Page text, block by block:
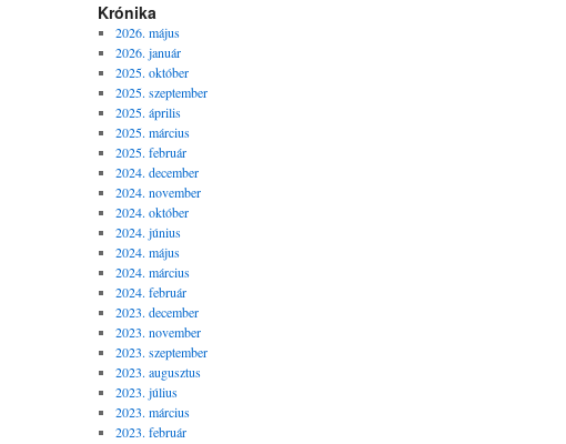
Krónika
2026. május
2026. január
2025. október
2025. szeptember
2025. április
2025. március
2025. február
2024. december
2024. november
2024. október
2024. június
2024. május
2024. március
2024. február
2023. december
2023. november
2023. szeptember
2023. augusztus
2023. július
2023. március
2023. február